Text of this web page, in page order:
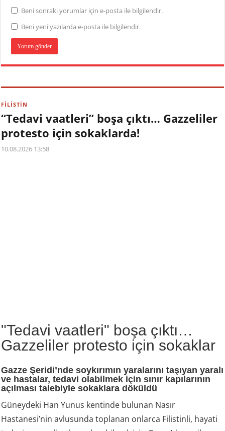
Beni sonraki yorumlar için e-posta ile bilgilendir.
Beni yeni yazılarda e-posta ile bilgilendir.
FİLİSTİN
“Tedavi vaatleri” boşa çıktı… Gazzeliler
protesto için sokaklarda!
10.08.2026 13:58
"Tedavi vaatleri" boşa çıktı…
Gazzeliler protesto için sokaklar
Gazze Şeridi’nde soykırımın yaralarını taşıyan yaralı
ve hastalar, tedavi olabilmek için sınır kapılarının
açılması talebiyle sokaklara döküldü
Güneydeki Han Yunus kentinde bulunan Nasır
Hastanesi’nin avlusunda toplanan onlarca Filistinli, hayati